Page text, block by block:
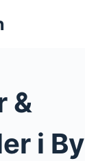
&
i By